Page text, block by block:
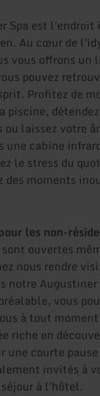
Spa est l'endroit
Au cœur de
vous offrons un
pouvez
Profitez de
piscine,
laissez votre
une cabine
le stress du
des moments
les non-
ouvertes
nous rendre
notre Augustiner
vous
à tout
riche en
une courte
invités à
à l'hôtel.